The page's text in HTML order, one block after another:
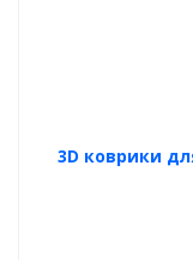
3D коврики